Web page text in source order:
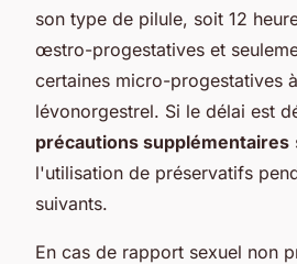
son type de pilule, soit 12
œstro-progestatives et
certaines micro-progestatives
lévonorgestrel. Si le délai est
précautions supplémentaires
l'utilisation de préservatifs
suivants.
En cas de rapport sexuel non